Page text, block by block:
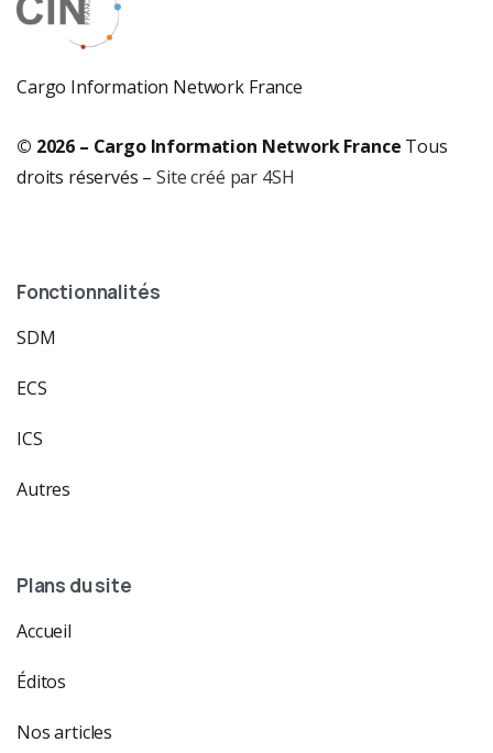
Cargo Information Network France
© 2026 – Cargo Information Network France Tous
droits réservés –Site créé par 4SH
Fonctionnalités
SDM
ECS
ICS
Autres
Plans du site
Accueil
Éditos
Nos articles